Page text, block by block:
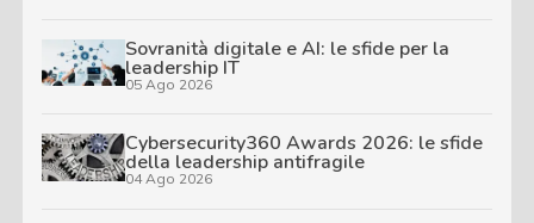
Sovranità digitale e AI: le sfide per la
leadership IT
05 Ago 2026
Cybersecurity360 Awards 2026: le sfide
della leadership antifragile
04 Ago 2026